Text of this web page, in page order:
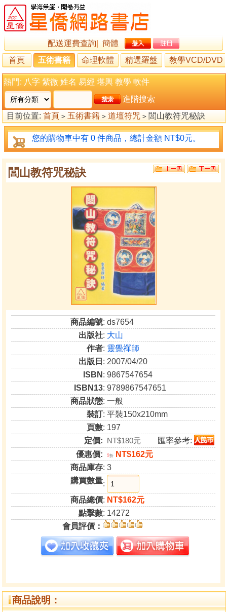
配送運費查詢
簡體
首頁
五術書籍 命理軟體 精選羅盤 教學VCD/DVD
熱門: 八字 紫微 姓名 易經 堪輿 教學 軟件
進階搜索
目前位置: 首頁 > 五術書籍 > 道壇符咒 > 閭山教符咒秘訣
您的購物車中有 0 件商品，總計金額 NT$0元。
閭山教符咒秘訣
商品編號: ds7654
出版社: 大山
作者: 靈覺禪師
出版日 : 2007/04/20
ISBN : 9867547654
ISBN13: 9789867547651
商品狀態: 一般
裝訂: 平裝150x210mm
頁數: 197
定價: NT$180元
匯率參考:
優惠價:
9折
NT$162元
商品庫存: 3
購買數量:
商品總價: NT$162元
點擊數: 14272
會員評價：
商品說明：